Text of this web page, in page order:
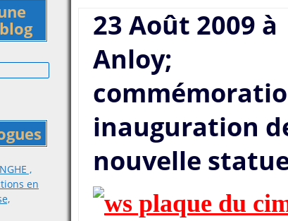
,
en
23 Août 2009 à
Anloy;
inauguration
nouvelle